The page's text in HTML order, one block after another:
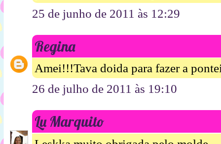
25 de junho de 2011 às 12:29
Regina
Amei!!!Tava doida para fazer a
26 de julho de 2011 às 19:10
Lu Marquito